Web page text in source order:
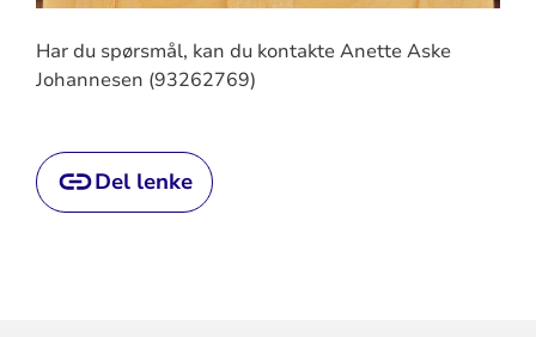
Har du spørsmål, kan du kontakte Anette Aske
Johannesen (93262769)
Del lenke